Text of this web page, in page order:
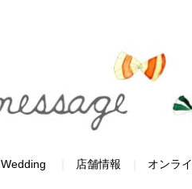
Wedding 店舗情報 オンラ